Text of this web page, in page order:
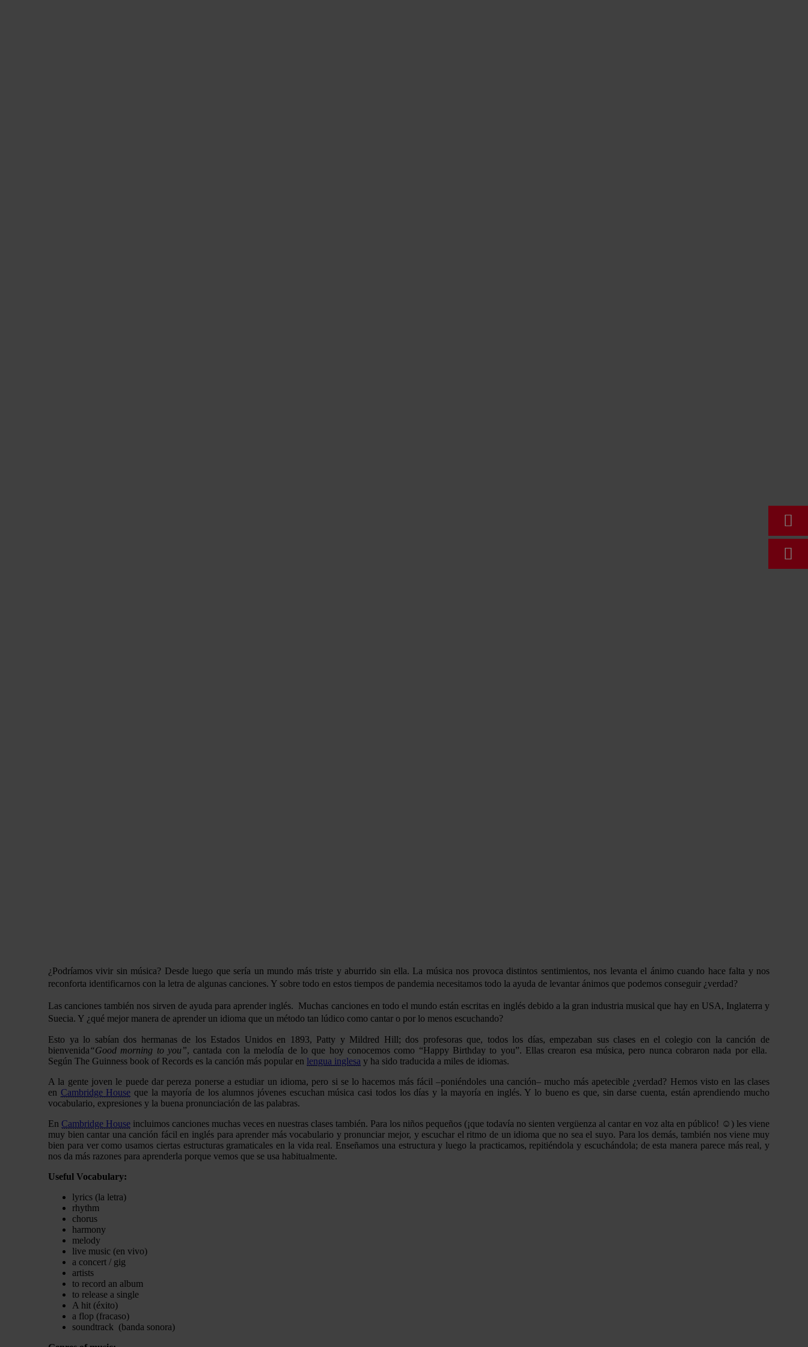
¿Podríamos vivir sin música? Desde luego que sería un mundo más triste y aburrido sin ella. La música nos provoca distintos sentimientos, nos levanta el ánimo cuando hace falta y nos
reconforta identificarnos con la letra de algunas canciones. Y sobre todo en estos tiempos de pandemia necesitamos todo la ayuda de levantar ánimos que podemos conseguir ¿verdad?
Las canciones también nos sirven de ayuda para aprender inglés. Muchas canciones en todo el mundo están escritas en inglés debido a la gran industria musical que hay en USA, Inglaterra y
Suecia. Y ¿qué mejor manera de aprender un idioma que un método tan lúdico como cantar o por lo menos escuchando?
Esto ya lo sabían dos hermanas de los Estados Unidos en 1893, Patty y Mildred Hill; dos profesoras que, todos los días, empezaban sus clases en el colegio con la canción de
bienvenida“Good morning to you”, cantada con la melodía de lo que hoy conocemos como “Happy Birthday to you”. Ellas crearon esa música, pero nunca cobraron nada por ella.
Según The Guinness book of Records es la canción más popular en lengua inglesa y ha sido traducida a miles de idiomas.
A la gente joven le puede dar pereza ponerse a estudiar un idioma, pero si se lo hacemos más fácil –poniéndoles una canción– mucho más apetecible ¿verdad? Hemos visto en las clases
en Cambridge House que la mayoría de los alumnos jóvenes escuchan música casi todos los días y la mayoría en inglés. Y lo bueno es que, sin darse cuenta, están aprendiendo mucho
vocabulario, expresiones y la buena pronunciación de las palabras.
En Cambridge House incluimos canciones muchas veces en nuestras clases también. Para los niños pequeños (¡que todavía no sienten vergüenza al cantar en voz alta en público! ☺) les viene
muy bien cantar una canción fácil en inglés para aprender más vocabulario y pronunciar mejor, y escuchar el ritmo de un idioma que no sea el suyo. Para los demás, también nos viene muy
bien para ver como usamos ciertas estructuras gramaticales en la vida real. Enseñamos una estructura y luego la practicamos, repitiéndola y escuchándola; de esta manera parece más real, y
nos da más razones para aprenderla porque vemos que se usa habitualmente.
Useful Vocabulary:
lyrics (la letra)
rhythm
chorus
harmony
melody
live music (en vivo)
a concert / gig
artists
to record an album
to release a single
A hit (éxito)
a flop (fracaso)
soundtrack (banda sonora)